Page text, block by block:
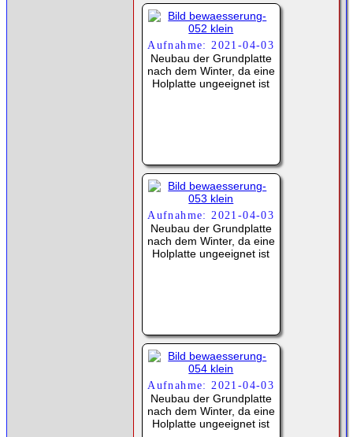
Aufnahme: 2021-04-03
Neubau der Grundplatte
nach dem Winter, da eine
Holplatte ungeeignet ist
Aufnahme: 2021-04-03
Neubau der Grundplatte
nach dem Winter, da eine
Holplatte ungeeignet ist
Aufnahme: 2021-04-03
Neubau der Grundplatte
nach dem Winter, da eine
Holplatte ungeeignet ist